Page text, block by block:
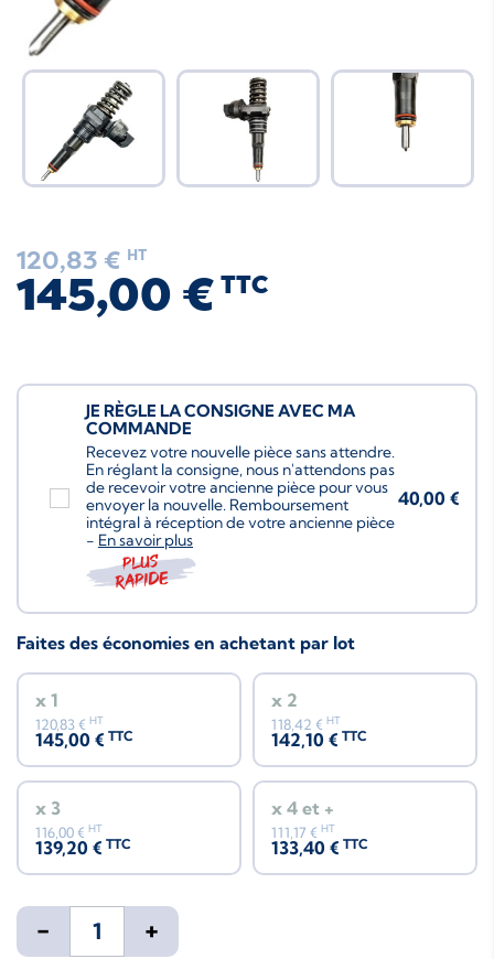
120,83 € HT
145,00 € TTC
JE RÈGLE LA CONSIGNE AVEC MA
COMMANDE
Recevez votre nouvelle pièce sans attendre.
En réglant la consigne, nous n'attendons pas
de recevoir votre ancienne pièce pour vous
envoyer la nouvelle. Remboursement
intégral à réception de votre ancienne pièce
- En savoir plus
Plus
rapide
40,00 €
Faites des économies en achetant par lot
x 1
120,83 € HT
145,00 € TTC
x 2
118,42 € HT
142,10 € TTC
x 3
116,00 € HT
139,20 € TTC
x 4 et +
111,17 € HT
133,40 € TTC
- +